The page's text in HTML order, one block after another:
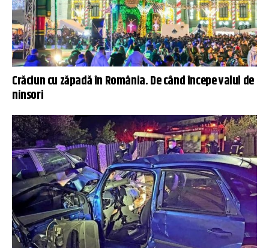
Crăciun cu zăpadă în România. De când începe valul de
ninsori